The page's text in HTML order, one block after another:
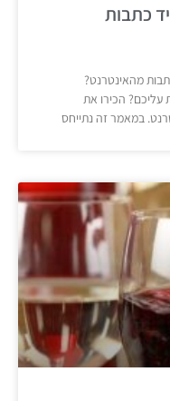
כתבות
מהאינטרנט?
הכירו את
במאמר זה נתייחס